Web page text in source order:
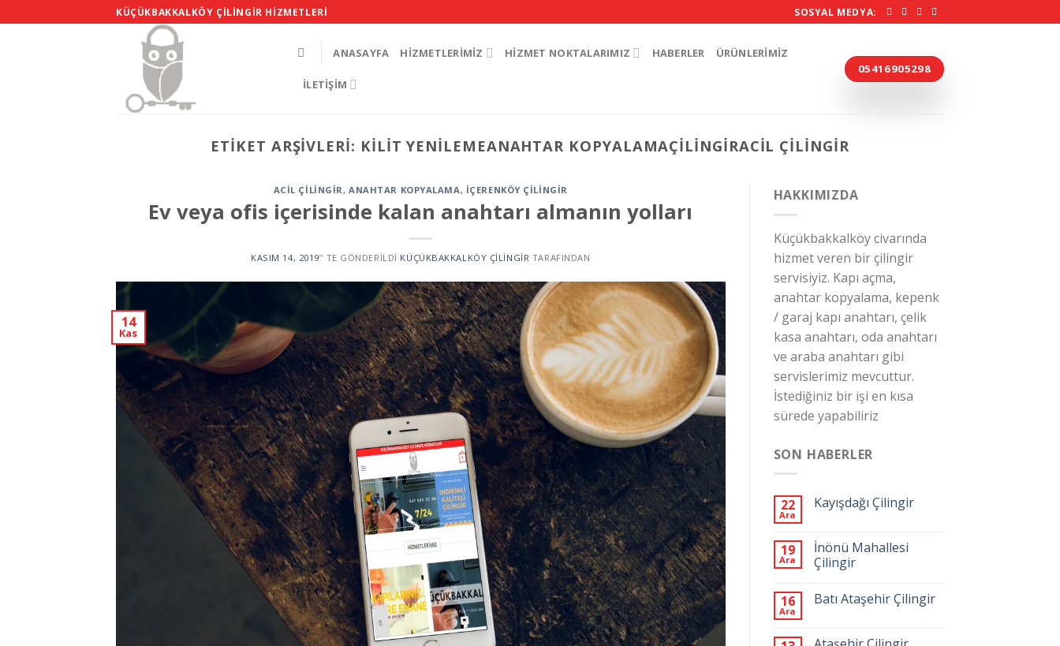
to
KÜÇÜKBAKKALKÖY ÇILINGIR HIZMETLERI SOSYAL MEDYA:
ANASAYFA HIZMETLERIMIZ HIZMET NOKTALARIMIZ HABERLER ÜRÜNLERIMIZ
İLETIŞIM
05416905298
ETIKET ARŞIVLERI: KILIT YENILEMEANAHTAR KOPYALAMAÇILINGIRACIL ÇILINGIR
ACIL ÇILINGIR,ANAHTAR KOPYALAMA, İÇERENKÖY ÇILINGIR
Ev veya ofis içerisinde kalan anahtarı almanın yolları
KASIM 14, 2019’' TE GÖNDERILDI KÜÇÜKBAKKALKÖY ÇILINGIR TARAFINDAN
14
Kas
HAKKIMIZDA
Küçükbakkalköy civarında
hizmet veren bir çilingir
servisiyiz. Kapı açma,
anahtar kopyalama, kepenk
/ garaj kapı anahtarı, çelik
kasa anahtarı, oda anahtarı
ve araba anahtarı gibi
servislerimiz mevcuttur.
İstediğiniz bir işi en kısa
sürede yapabiliriz
SON HABERLER
22
Ara
Kayışdağı Çilingir
19
Ara
İnönü Mahallesi
Çilingir
16
Ara
Batı Ataşehir Çilingir